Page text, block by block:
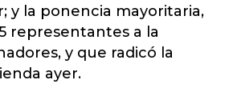
y la ponencia mayoritaria,
representantes a la
y que radicó la
ayer.